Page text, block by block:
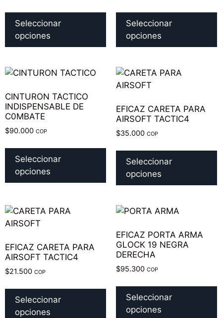
Seleccionar
opciones
Seleccionar
opciones
CINTURON TACTICO
INDISPENSABLE DE
C0MBATE
$90.000 COP
Seleccionar
opciones
EFICAZ CARETA PARA
AIRSOFT TACTIC4
$35.000 COP
Seleccionar
opciones
EFICAZ CARETA PARA
AIRSOFT TACTIC4
$21.500 COP
Seleccionar
opciones
EFICAZ PORTA ARMA
GLOCK 19 NEGRA
DERECHA
$95.300 COP
Seleccionar
opciones